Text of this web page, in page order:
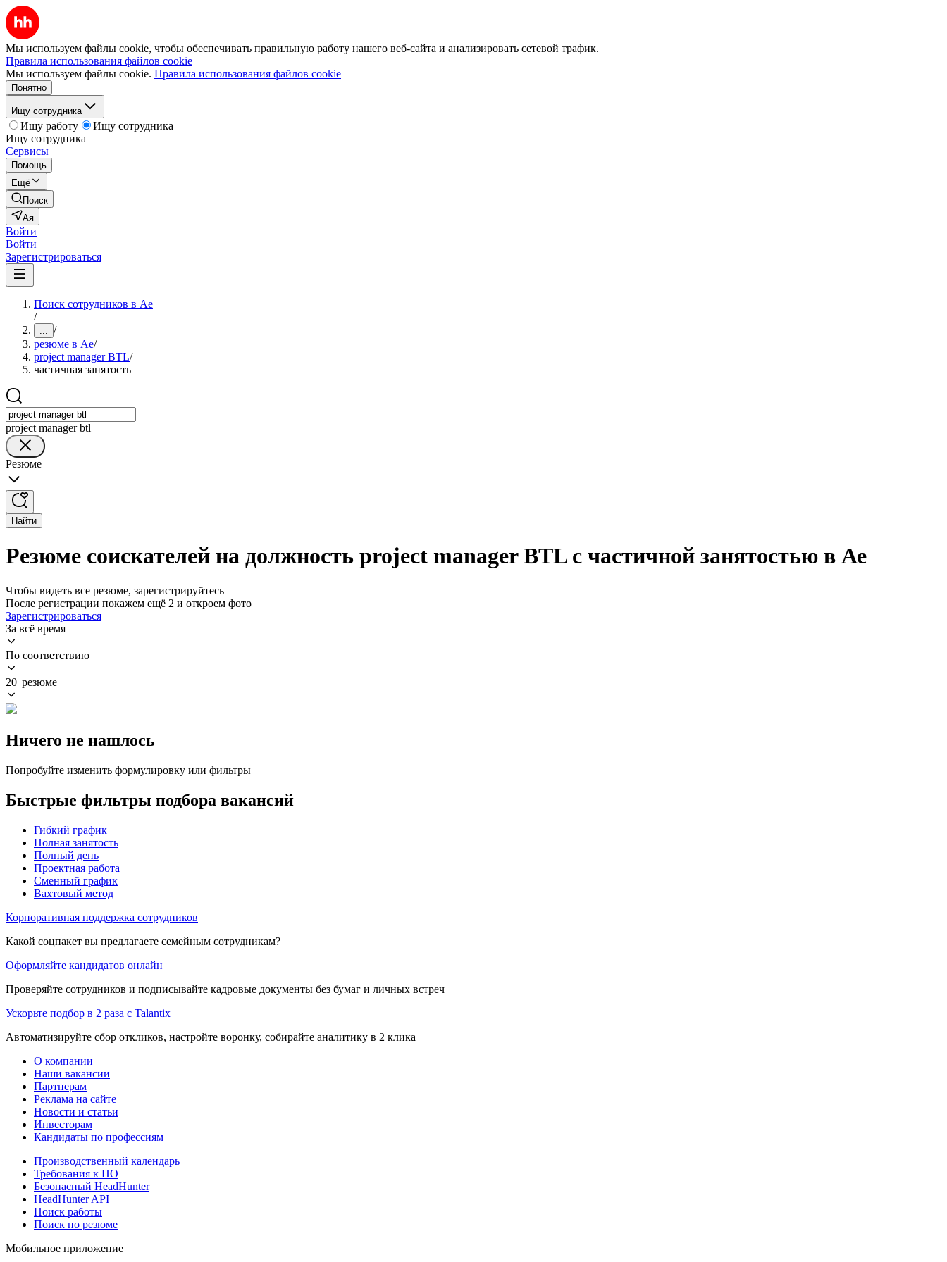
Мы используем файлы cookie, чтобы обеспечивать правильную работу нашего веб-сайта и анализировать сетевой трафик.
Правила использования файлов cookie
Мы используем файлы cookie. Правила использования файлов cookie
Понятно
Ищу сотрудника
Ищу работу
Ищу сотрудника
Ищу сотрудника
Сервисы
Помощь
Ещё
Поиск
Ая
Войти
Войти
Зарегистрироваться
Поиск сотрудников в Ае
/
... /
резюме в Ае/
project manager BTL/
частичная занятость
project manager btl
Резюме
Найти
Резюме соискателей на должность project manager BTL с частичной занятостью в Ае
Чтобы видеть все резюме, зарегистрируйтесь
После регистрации покажем ещё 2 и откроем фото
Зарегистрироваться
За всё время
По соответствию
20 резюме
Ничего не нашлось
Попробуйте изменить формулировку или фильтры
Быстрые фильтры подбора вакансий
Гибкий график
Полная занятость
Полный день
Проектная работа
Сменный график
Вахтовый метод
Корпоративная поддержка сотрудников
Какой соцпакет вы предлагаете семейным сотрудникам?
Оформляйте кандидатов онлайн
Проверяйте сотрудников и подписывайте кадровые документы без бумаг и личных встреч
Ускорьте подбор в 2 раза с Talantix
Автоматизируйте сбор откликов, настройте воронку, собирайте аналитику в 2 клика
О компании
Наши вакансии
Партнерам
Реклама на сайте
Новости и статьи
Инвесторам
Кандидаты по профессиям
Производственный календарь
Требования к ПО
Безопасный HeadHunter
HeadHunter API
Поиск работы
Поиск по резюме
Мобильное приложение